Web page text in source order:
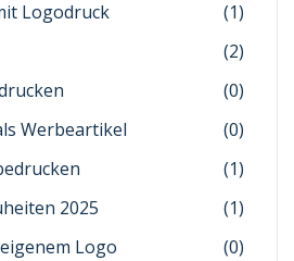
Logodruck
(1)
(2)
(0)
Werbeartikel
(0)
(1)
2025
(1)
Logo
(0)